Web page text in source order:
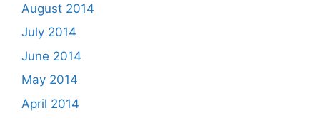
August 2014
July 2014
June 2014
May 2014
April 2014